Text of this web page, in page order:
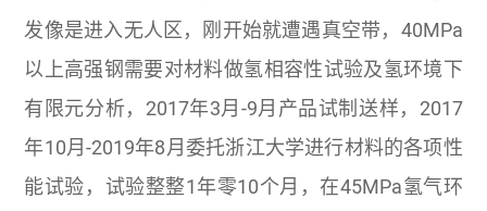
发像是进入无人区，刚开始就遭遇真空带，40MPa
以上高强钢需要对材料做氢相容性试验及氢环境下
有限元分析，2017年3月-9月产品试制送样，2017
年10月-2019年8月委托浙江大学进行材料的各项性
能试验，试验整整1年零10个月，在45MPa氢气环